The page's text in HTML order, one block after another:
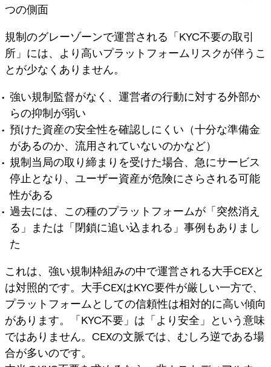
つの側面
規制のグレーゾーンで運営される「KYC不要の取引
所」には、より高いプラットフォームリスクが伴うこ
とが少なくありません。
強い規制監督がなく、運営者の行動に対する外部か
らの抑制が弱い
預けた資産の安全性を確認しにくい（十分な準備金
があるのか、流用されていないのかなど）
規制当局の取り締まりを受けた場合、急にサービス
停止となり、ユーザー資産が危険にさらされる可能
性がある
過去には、この種のプラットフォームが「突然消え
る」または「閉鎖に追い込まれる」事例もありまし
た
これは、強い規制枠組みの中で運営される大手CEXと
は対照的です。大手CEXはKYC要件が厳しい一方で、
プラットフォームとしての信頼性は相対的に高い傾向
があります。「KYC不要」は「より安全」という意味
ではありません。CEXの文脈では、むしろ逆である場
合が多いのです。